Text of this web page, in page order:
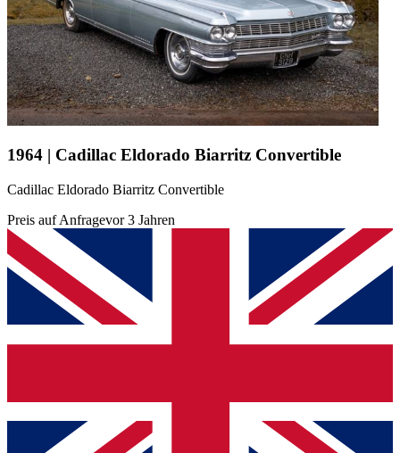
1964 | Cadillac Eldorado Biarritz Convertible
Cadillac Eldorado Biarritz Convertible
Preis auf Anfragevor 3 Jahren